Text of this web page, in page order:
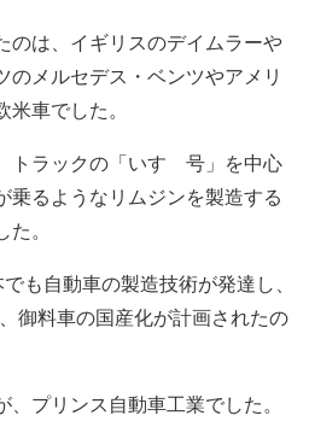
のは、イギリスのデイムラーや
のメルセデス・ベンツやアメリ
車でした。
トラックの「いすゞ号」を中心
乗るようなリムジンを製造する
。
も自動車の製造技術が発達し、
御料車の国産化が計画されたの
プリンス自動車工業でした。